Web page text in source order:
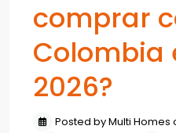
comprar
Colombia
2026?
Posted by Multi Homes